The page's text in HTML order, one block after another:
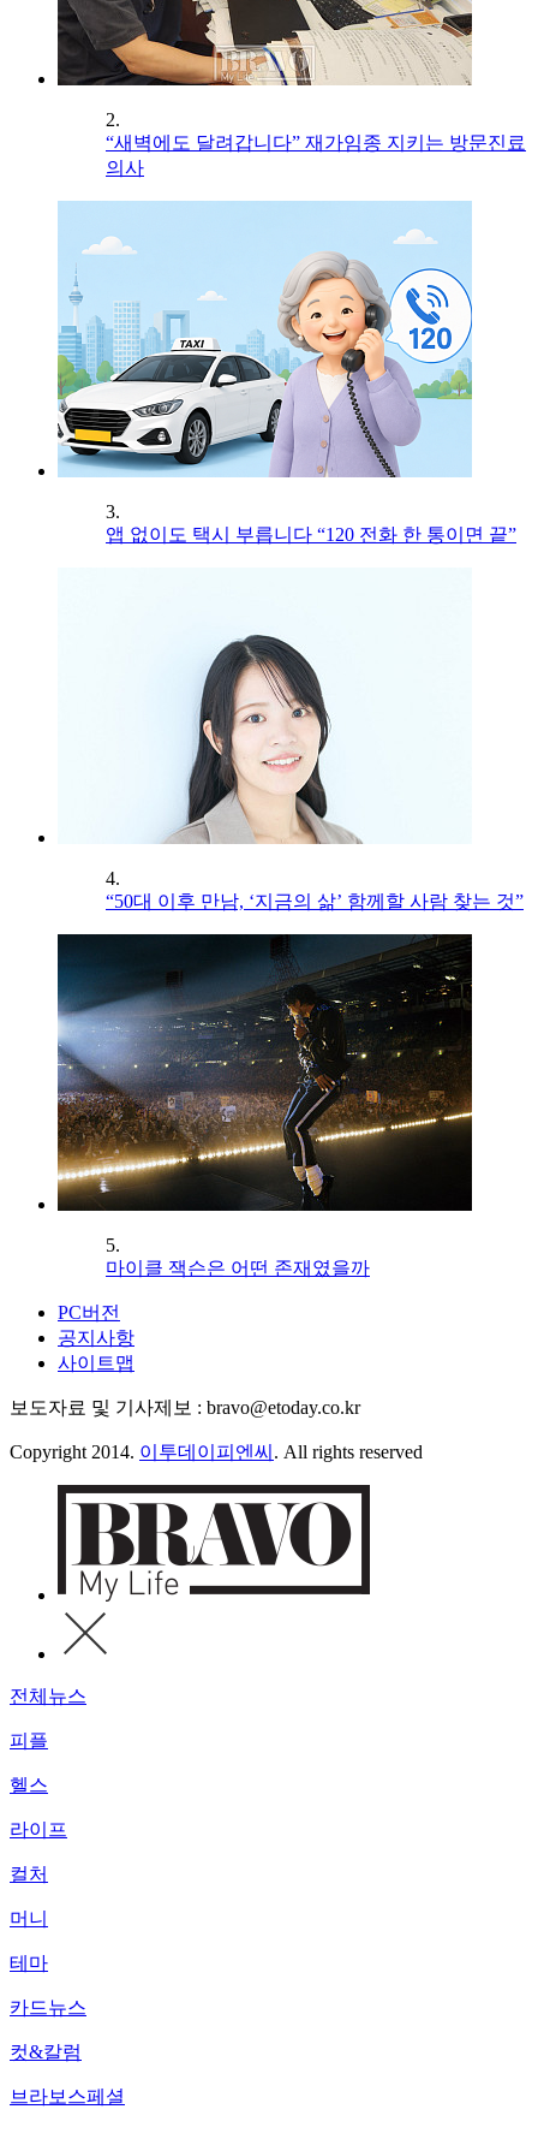
2.
“새벽에도 달려갑니다” 재가임종 지키는 방문진료
의사
3.
앱 없이도 택시 부릅니다 “120 전화 한 통이면 끝”
4.
“50대 이후 만남, ‘지금의 삶’ 함께할 사람 찾는 것”
5.
마이클 잭슨은 어떤 존재였을까
PC버전
공지사항
사이트맵
보도자료 및 기사제보 : bravo@etoday.co.kr
Copyright 2014. 이투데이피엔씨 . All rights reserved
전체뉴스
피플
헬스
라이프
컬처
머니
테마
카드뉴스
컷&칼럼
브라보스페셜